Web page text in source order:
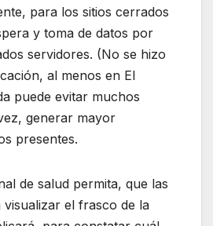
para los sitios cerrados
y toma de datos por
servidores. (No se hizo
al menos en El
puede evitar muchos
generar mayor
presentes.
de salud permita, que las
visualizar el frasco de la